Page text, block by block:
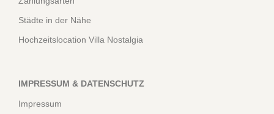
Städte in der Nähe
Hochzeitslocation Villa Nostalgia
IMPRESSUM & DATENSCHUTZ
Impressum